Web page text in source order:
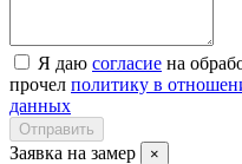
Я даю согласие на
прочел политику в
данных
Отправить
Заявка на замер ×